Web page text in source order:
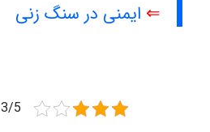
⇐ ایمنی در سنگ زنی
3/5 - (2 امتیاز)